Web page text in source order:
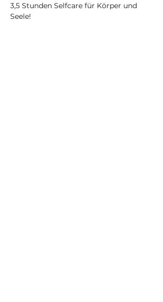
3,5 Stunden Selfcare für Körper und
Seele!